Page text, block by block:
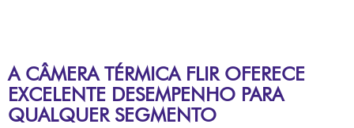
A CÂMERA TÉRMICA FLIR OFERECE
EXCELENTE DESEMPENHO PARA
QUALQUER SEGMENTO